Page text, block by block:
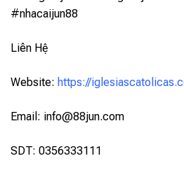
#nhacaijun88
Liên Hệ
Website: https://
Email: info@88jun.com
SDT: 0356333111